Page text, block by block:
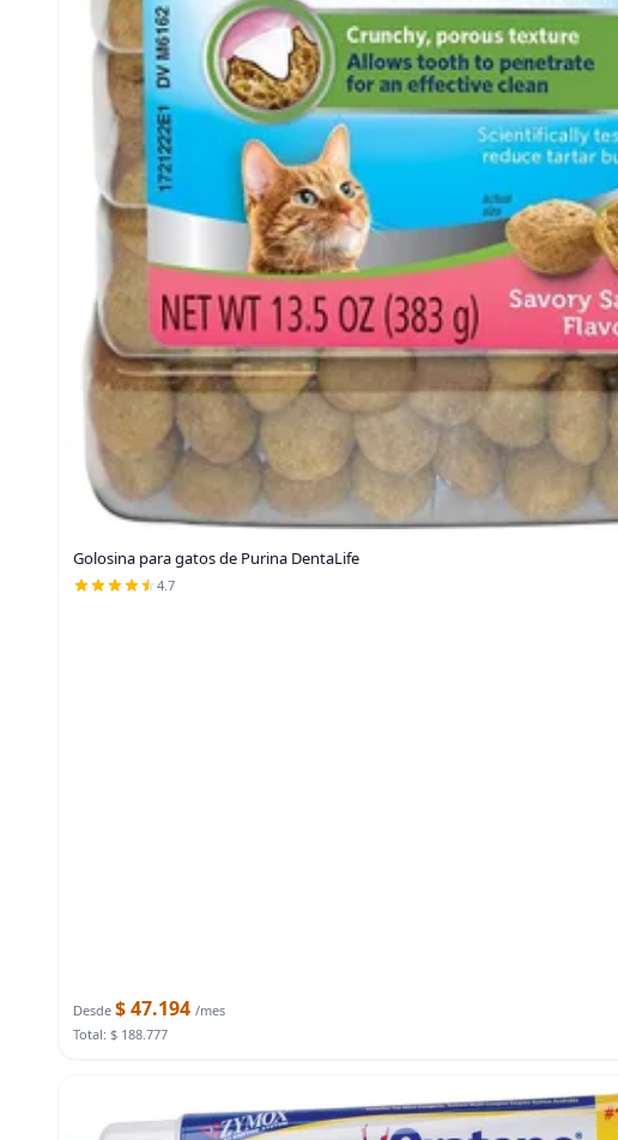
Golosina para gatos de Purina DentaLife
4.7
Desde $ 47.194 /mes
Total: $ 188.777